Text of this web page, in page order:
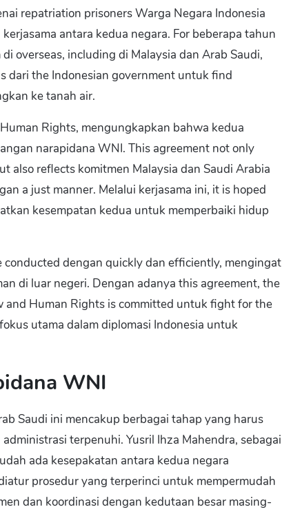
repatriation prisoners Warga Negara Indonesia
antara kedua negara. For beberapa tahun
overseas, including di Malaysia dan Arab Saudi,
dari the Indonesian government untuk find
ke tanah air.
Rights, mengungkapkan bahwa kedua
narapidana WNI. This agreement not only
also reflects komitmen Malaysia dan Saudi Arabia
a just manner. Melalui kerjasama ini, it is hoped
kesempatan kedua untuk memperbaiki hidup
dengan quickly dan efficiently, mengingat
di luar negeri. Dengan adanya this agreement, the
Human Rights is committed untuk fight for the
utama dalam diplomasi Indonesia untuk
WNI
Saudi ini mencakup berbagai tahap yang harus
terpenuhi. Yusril Ihza Mahendra, sebagai
ada kesepakatan antara kedua negara
prosedur yang terperinci untuk mempermudah
dan koordinasi dengan kedutaan besar masing-